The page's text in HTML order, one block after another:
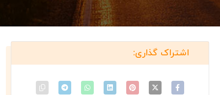
جهت درخواست امداد خودرو تهران، یدک کش تهران، حمل
خودرو تهران، خودرو بر تهران، خودروبر تهران با شماره تماس
های امداد خودرو تهران تماس حاصل فرمایید
بسته های ما را بررسی کنید